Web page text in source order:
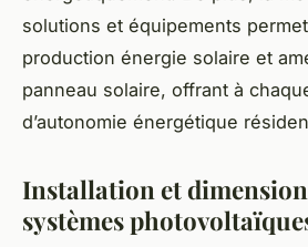
solutions et équipements
production énergie solaire et
panneau solaire, offrant à
d’autonomie énergétique
Installation et
systèmes